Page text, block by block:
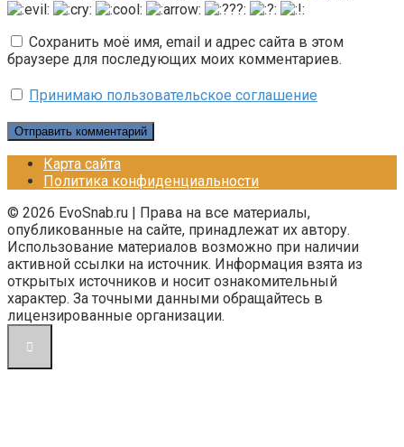
Сохранить моё имя, email и адрес сайта в этом
браузере для последующих моих комментариев.
Принимаю пользовательское соглашение
Карта сайта
Политика конфиденциальности
© 2026 EvoSnab.ru | Права на все материалы,
опубликованные на сайте, принадлежат их автору.
Использование материалов возможно при наличии
активной ссылки на источник. Информация взята из
открытых источников и носит ознакомительный
характер. За точными данными обращайтесь в
лицензированные организации.